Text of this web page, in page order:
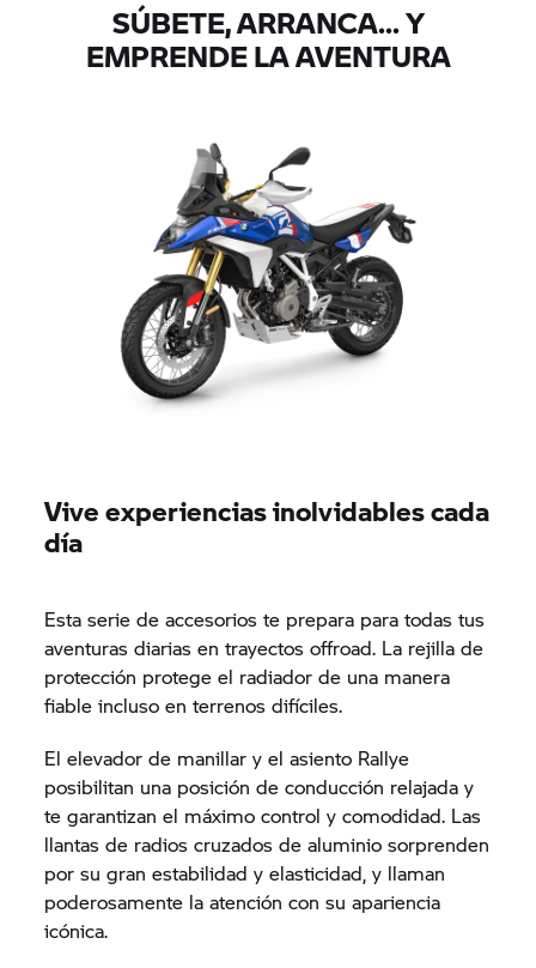
SÚBETE, ARRANCA... Y
EMPRENDE LA AVENTURA
Vive experiencias inolvidables cada
día
Esta serie de accesorios te prepara para todas tus
aventuras diarias en trayectos offroad. La rejilla de
protección protege el radiador de una manera
fiable incluso en terrenos difíciles.
El elevador de manillar y el asiento Rallye
posibilitan una posición de conducción relajada y
te garantizan el máximo control y comodidad. Las
llantas de radios cruzados de aluminio sorprenden
por su gran estabilidad y elasticidad, y llaman
poderosamente la atención con su apariencia
icónica.